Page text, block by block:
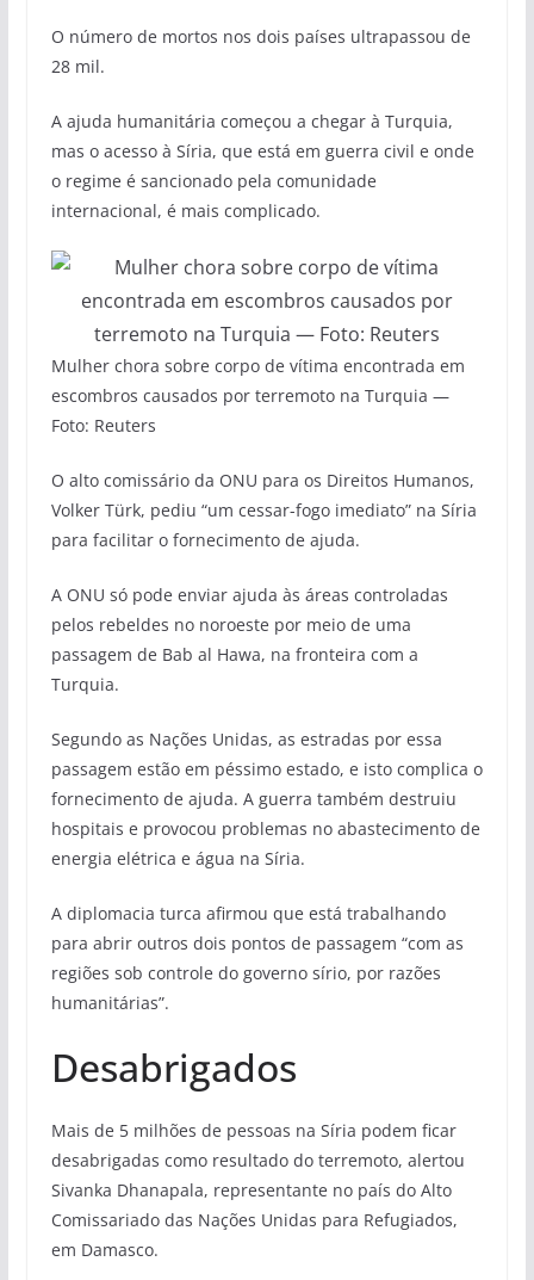
O número de mortos nos dois países ultrapassou de
28 mil.
A ajuda humanitária começou a chegar à Turquia,
mas o acesso à Síria, que está em guerra civil e onde
o regime é sancionado pela comunidade
internacional, é mais complicado.
Mulher chora sobre corpo de vítima encontrada em
escombros causados por terremoto na Turquia —
Foto: Reuters
O alto comissário da ONU para os Direitos Humanos,
Volker Türk, pediu “um cessar-fogo imediato” na Síria
para facilitar o fornecimento de ajuda.
A ONU só pode enviar ajuda às áreas controladas
pelos rebeldes no noroeste por meio de uma
passagem de Bab al Hawa, na fronteira com a
Turquia.
Segundo as Nações Unidas, as estradas por essa
passagem estão em péssimo estado, e isto complica o
fornecimento de ajuda. A guerra também destruiu
hospitais e provocou problemas no abastecimento de
energia elétrica e água na Síria.
A diplomacia turca afirmou que está trabalhando
para abrir outros dois pontos de passagem “com as
regiões sob controle do governo sírio, por razões
humanitárias”.
Desabrigados
Mais de 5 milhões de pessoas na Síria podem ficar
desabrigadas como resultado do terremoto, alertou
Sivanka Dhanapala, representante no país do Alto
Comissariado das Nações Unidas para Refugiados,
em Damasco.